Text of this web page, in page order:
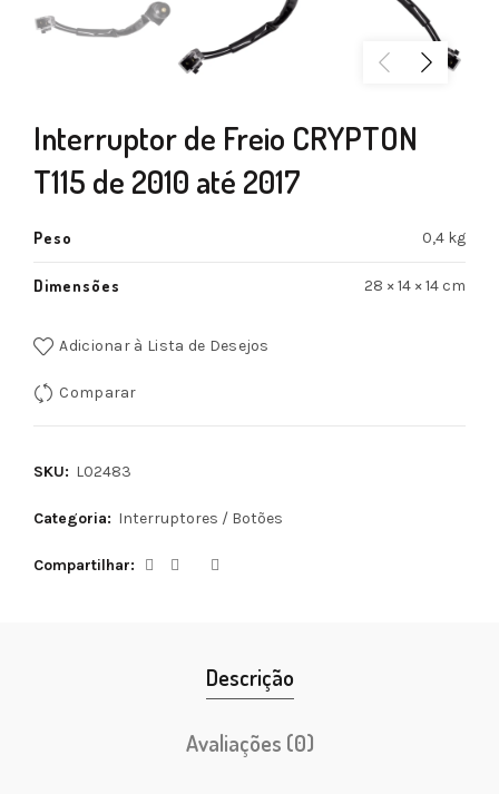
Interruptor de Freio CRYPTON
T115 de 2010 até 2017
Peso 0,4 kg
Dimensões 28 × 14 × 14 cm
Adicionar à Lista de Desejos
Comparar
SKU: L02483
Categoria: Interruptores / Botões
Compartilhar
Descrição
Avaliações (0)